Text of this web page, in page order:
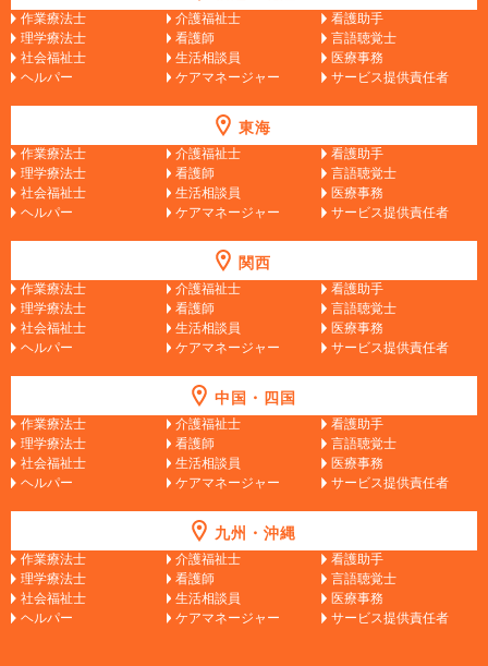
作業療法士 介護福祉士
看護助手
理学療法士
看護師
言語聴覚士
社会福祉士
生活相談員
医療事務
ヘルパー
ケアマネージャー サービス提供責任者
東海
作業療法士 介護福祉士
看護助手
理学療法士
看護師
言語聴覚士
社会福祉士
生活相談員
医療事務
ヘルパー
ケアマネージャー サービス提供責任者
関西
作業療法士 介護福祉士
看護助手
理学療法士
看護師
言語聴覚士
社会福祉士
生活相談員
医療事務
ヘルパー
ケアマネージャー サービス提供責任者
中国・四国
作業療法士 介護福祉士
看護助手
理学療法士
看護師
言語聴覚士
社会福祉士
生活相談員
医療事務
ヘルパー
ケアマネージャー サービス提供責任者
九州・沖縄
作業療法士 介護福祉士
看護助手
理学療法士
看護師
言語聴覚士
社会福祉士
生活相談員
医療事務
ヘルパー
ケアマネージャー サービス提供責任者